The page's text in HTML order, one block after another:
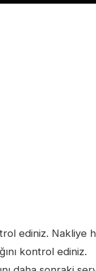
ediniz.
kontrol ediniz.